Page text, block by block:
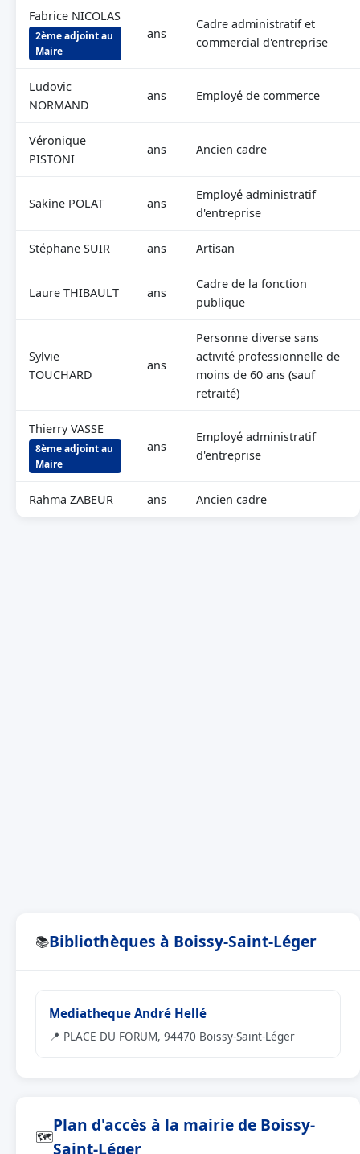
Fabrice NICOLAS
2ème adjoint au
Maire
ans
Cadre administratif et
commercial d'entreprise
Ludovic
NORMAND
ans Employé de commerce
Véronique
PISTONI
ans Ancien cadre
Sakine POLAT ans
Employé administratif
d'entreprise
Stéphane SUIR ans Artisan
Laure THIBAULT ans
Cadre de la fonction
publique
Sylvie
TOUCHARD
ans
Personne diverse sans
activité professionnelle de
moins de 60 ans (sauf
retraité)
Thierry VASSE
8ème adjoint au
Maire
ans
Employé administratif
d'entreprise
Rahma ZABEUR ans Ancien cadre
📚Bibliothèques à Boissy-Saint-Léger
Mediatheque André Hellé
📍 PLACE DU FORUM, 94470 Boissy-Saint-Léger
🗺
Plan d'accès à la mairie de Boissy-
Saint-Léger